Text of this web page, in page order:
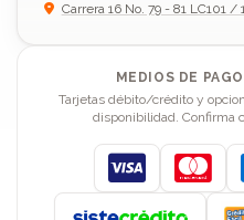
Carrera 16 No. 79 - 81 LC101 /
MEDIOS DE
Tarjetas débito/crédito y
disponibilidad. Confirma
Visa